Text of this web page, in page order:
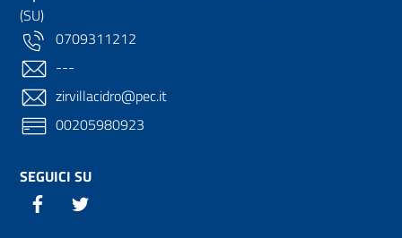
(SU)
0709311212
---
zirvillacidro@pec.it
00205980923
SEGUICI SU
Twitter